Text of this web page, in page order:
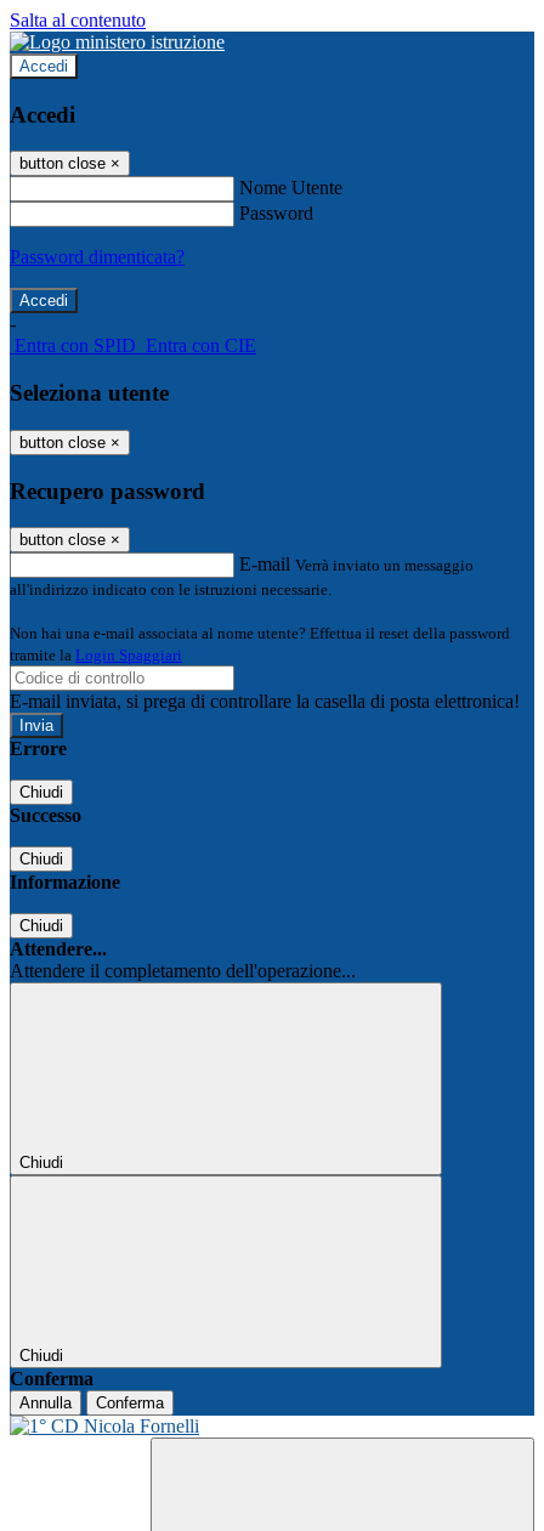
Salta al contenuto
Accedi
Accedi
button close ×
Nome Utente
Password
Password dimenticata?
-
Entra con SPID Entra con CIE
Seleziona utente
button close ×
Recupero password
button close ×
E-mail Verrà inviato un messaggio
all'indirizzo indicato con le istruzioni necessarie.
Non hai una e-mail associata al nome utente? Effettua il reset della password
tramite la Login Spaggiari
E-mail inviata, si prega di controllare la casella di posta elettronica!
Errore
Chiudi
Successo
Chiudi
Informazione
Chiudi
Attendere...
Attendere il completamento dell'operazione...
Chiudi
Chiudi
Conferma
Annulla Conferma